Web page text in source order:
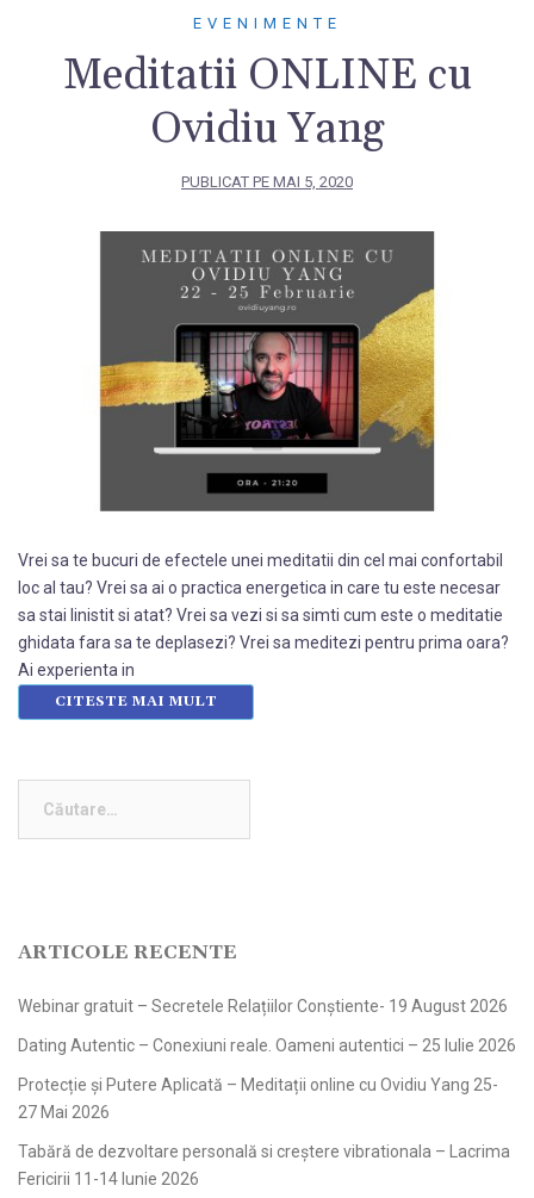
EVENIMENTE
Meditatii ONLINE cu
Ovidiu Yang
PUBLICAT PE MAI 5, 2020
Vrei sa te bucuri de efectele unei meditatii din cel mai confortabil
loc al tau? Vrei sa ai o practica energetica in care tu este necesar
sa stai linistit si atat? Vrei sa vezi si sa simti cum este o meditatie
ghidata fara sa te deplasezi? Vrei sa meditezi pentru prima oara?
Ai experienta in
CITESTE MAI MULT
după:
ARTICOLE RECENTE
Webinar gratuit – Secretele Relațiilor Conștiente- 19 August 2026
Dating Autentic – Conexiuni reale. Oameni autentici – 25 Iulie 2026
Protecție și Putere Aplicată – Meditații online cu Ovidiu Yang 25-
27 Mai 2026
Tabără de dezvoltare personală si creștere vibrationala – Lacrima
Fericirii 11-14 Iunie 2026